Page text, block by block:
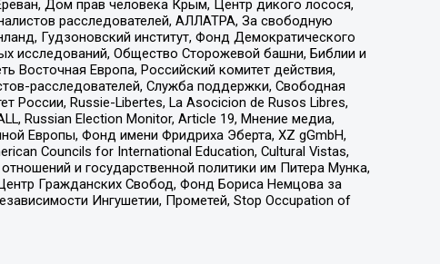
Дом прав человека Крым, Центр дикого лосося,
расследователей, АЛЛАТРА, За свободную
Гудзоновский институт, Фонд Демократического
исследований, Общество Сторожевой башни, Библии и
Восточная Европа, Российский комитет действия,
расследователей, Служба поддержки, Свободная
Russie-Libertes, La Asocicion de Rusos Libres,
Russian Election Monitor, Article 19, Мнение медиа,
Европы, Фонд имени Фридриха Эберта, XZ gGmbH,
Councils for International Education, Cultural Vistas,
и государственной политики им Питера Мунка,
Гражданских Свобод, Фонд Бориса Немцова за
Ингушетии, Прометей, Stop Occupation of